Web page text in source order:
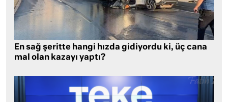
En sağ şeritte hangi hızda gidiyordu ki, üç cana
mal olan kazayı yaptı?